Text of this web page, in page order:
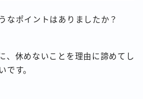
なポイントはありましたか？
、休めないことを理由に諦めてし
です。